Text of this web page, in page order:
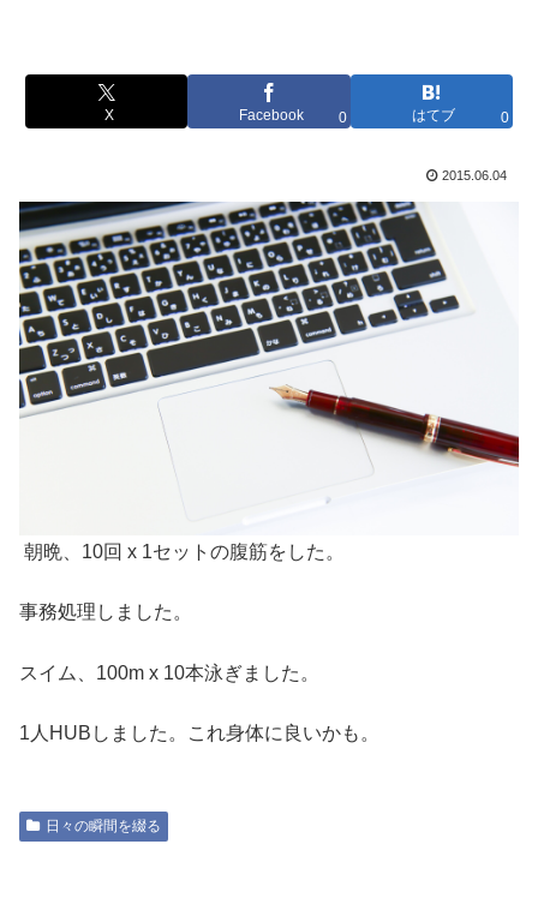
X Facebook 0 はてブ 0
2015.06.04
朝晩、10回 x 1セットの腹筋をした。
事務処理しました。
スイム、100m x 10本泳ぎました。
1人HUBしました。これ身体に良いかも。
日々の瞬間を綴る